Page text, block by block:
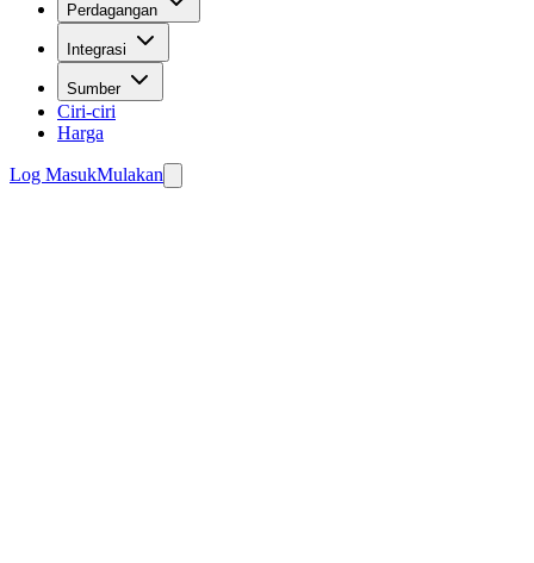
Perdagangan
Integrasi
Sumber
Ciri-ciri
Harga
Log MasukMulakan